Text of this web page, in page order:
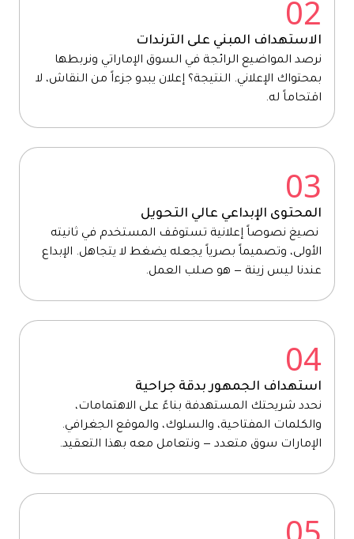
02
الاستهداف المبني على الترندات
نرصد المواضيع الرائجة في السوق الإماراتي ونربطها
بمحتواك الإعلاني. النتيجة؟ إعلان يبدو جزءاً من النقاش، لا
اقتحاماً له.
03
المحتوى الإبداعي عالي التحويل
نصيغ نصوصاً إعلانية تستوقف المستخدم في ثانيته
الأولى، وتصميماً بصرياً يجعله يضغط لا يتجاهل. الإبداع
عندنا ليس زينة — هو صلب العمل.
04
استهداف الجمهور بدقة جراحية
نحدد شريحتك المستهدفة بناءً على الاهتمامات،
والكلمات المفتاحية، والسلوك، والموقع الجغرافي.
الإمارات سوق متعدد — ونتعامل معه بهذا التعقيد.